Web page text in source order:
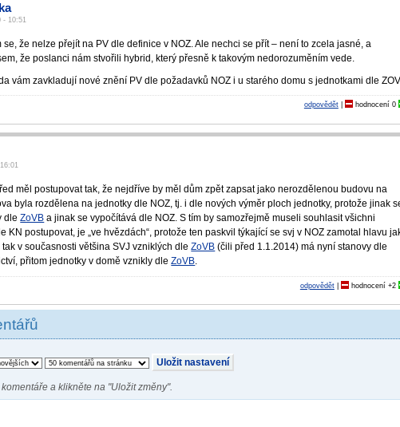
10:51
že nelze přejít na PV dle definice v NOZ. Ale nechci se přít – není to zcela jasné, a
že poslanci nám stvořili hybrid, který přesně k takovým nedorozuměním vede.
vám zavkladují nové znění PV dle požadavků NOZ i u starého domu s jednotkami dle
odpovědět| hodnocení 0
měl postupovat tak, že nejdříve by měl dům zpět zapsat jako nerozdělenou budovu na
byla rozdělena na jednotky dle NOZ, tj. i dle nových výměr ploch jednotky, protože jinak
dleZoVB a jinak se vypočítává dle NOZ. S tím by samozřejmě museli souhlasit všichni
KN postupovat, je „ve hvězdách“, protože ten paskvil týkající se svj v NOZ zamotal hlavu
v současnosti většina SVJ vzniklých dleZoVB (čili před 1.1.2014) má nyní stanovy dle
přitom jednotky v domě vznikly dleZoVB.
odpovědět| hodnocení +2
a klikněte na "Uložit změny".